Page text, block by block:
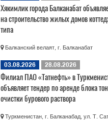
Хякимлик города Балканабат
на строительство жилых домов
типа
Балканский велаят, г. Балканабат
03.08.2026 28.08.2026
Филиал ПАО «Татнефть» в
объявляет тендер по аренде блока
очистки бурового раствора
Туркменистан, г. Балканабад, ул. Т.